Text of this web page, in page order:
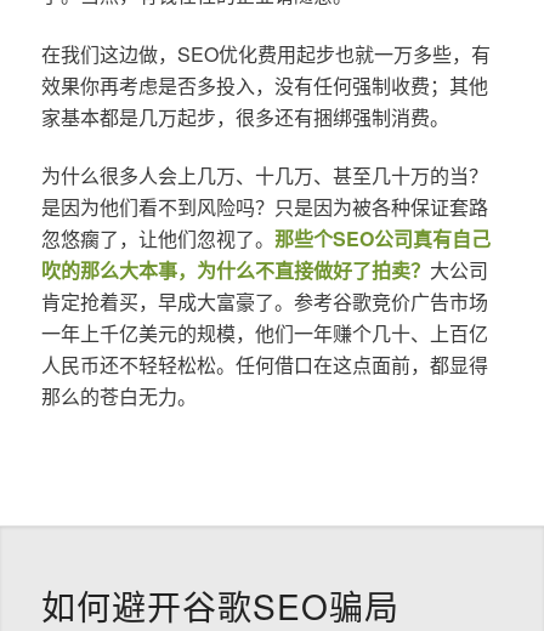
在我们这边做，SEO优化费用起步也就一万多些，有
效果你再考虑是否多投入，没有任何强制收费；其他
家基本都是几万起步，很多还有捆绑强制消费。
为什么很多人会上几万、十几万、甚至几十万的当？
是因为他们看不到风险吗？只是因为被各种保证套路
忽悠瘸了，让他们忽视了。 那些个SEO公司真有自己
吹的那么大本事，为什么不直接做好了拍卖？ 大公司
肯定抢着买，早成大富豪了。参考谷歌竞价广告市场
一年上千亿美元的规模，他们一年赚个几十、上百亿
人民币还不轻轻松松。任何借口在这点面前，都显得
那么的苍白无力。
如何避开谷歌SEO骗局